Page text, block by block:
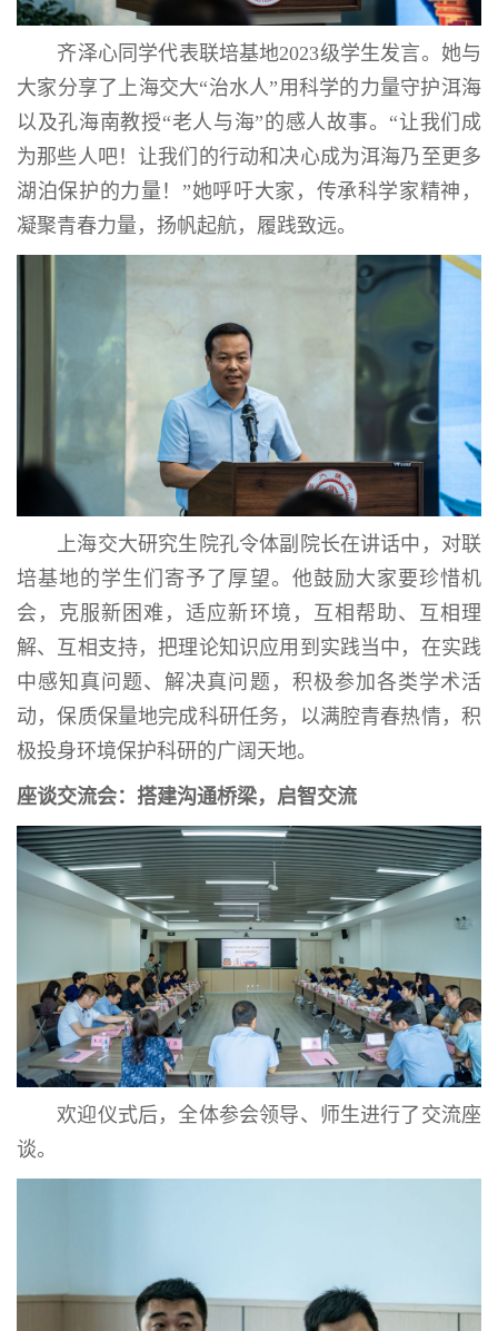
齐泽心同学代表联培基地2023级学生发言。她与
大家分享了上海交大“治水人”用科学的力量守护洱海
以及孔海南教授“老人与海”的感人故事。“让我们成
为那些人吧！让我们的行动和决心成为洱海乃至更多
湖泊保护的力量！”她呼吁大家，传承科学家精神，
凝聚青春力量，扬帆起航，履践致远。
上海交大研究生院孔令体副院长在讲话中，对联
培基地的学生们寄予了厚望。他鼓励大家要珍惜机
会，克服新困难，适应新环境，互相帮助、互相理
解、互相支持，把理论知识应用到实践当中，在实践
中感知真问题、解决真问题，积极参加各类学术活
动，保质保量地完成科研任务，以满腔青春热情，积
极投身环境保护科研的广阔天地。
座谈交流会：搭建沟通桥梁，启智交流
欢迎仪式后，全体参会领导、师生进行了交流座
谈。